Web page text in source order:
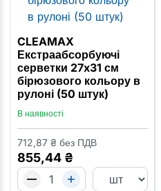
CLEAMAX
Екстраабсорбуючі
серветки 27x31 см
бірюзового кольору в
рулоні (50 штук)
В наявності
855,44 ₴
712,87 ₴ без ПДВ